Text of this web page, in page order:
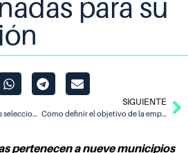
para su
Resolución de empresas seleccionadas para participar en Castellón Global Program 2022
SIGUIENTE
Cómo definir el objetivo de la empresa y el roadmap estratégico, tema central del módulo «Estrategia Empresarial»
pertenecen a nueve municipios